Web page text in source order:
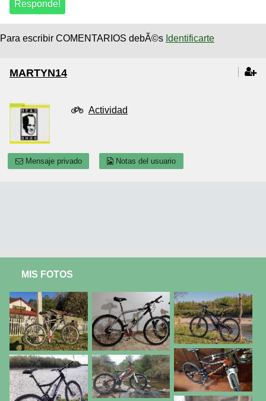
Para escribir COMENTARIOS debÃ©s Identificarte
MARTYN14
Actividad
Mensaje privado Notas del usuario
MIS FOTOS